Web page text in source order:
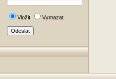
Vložit Vymazat